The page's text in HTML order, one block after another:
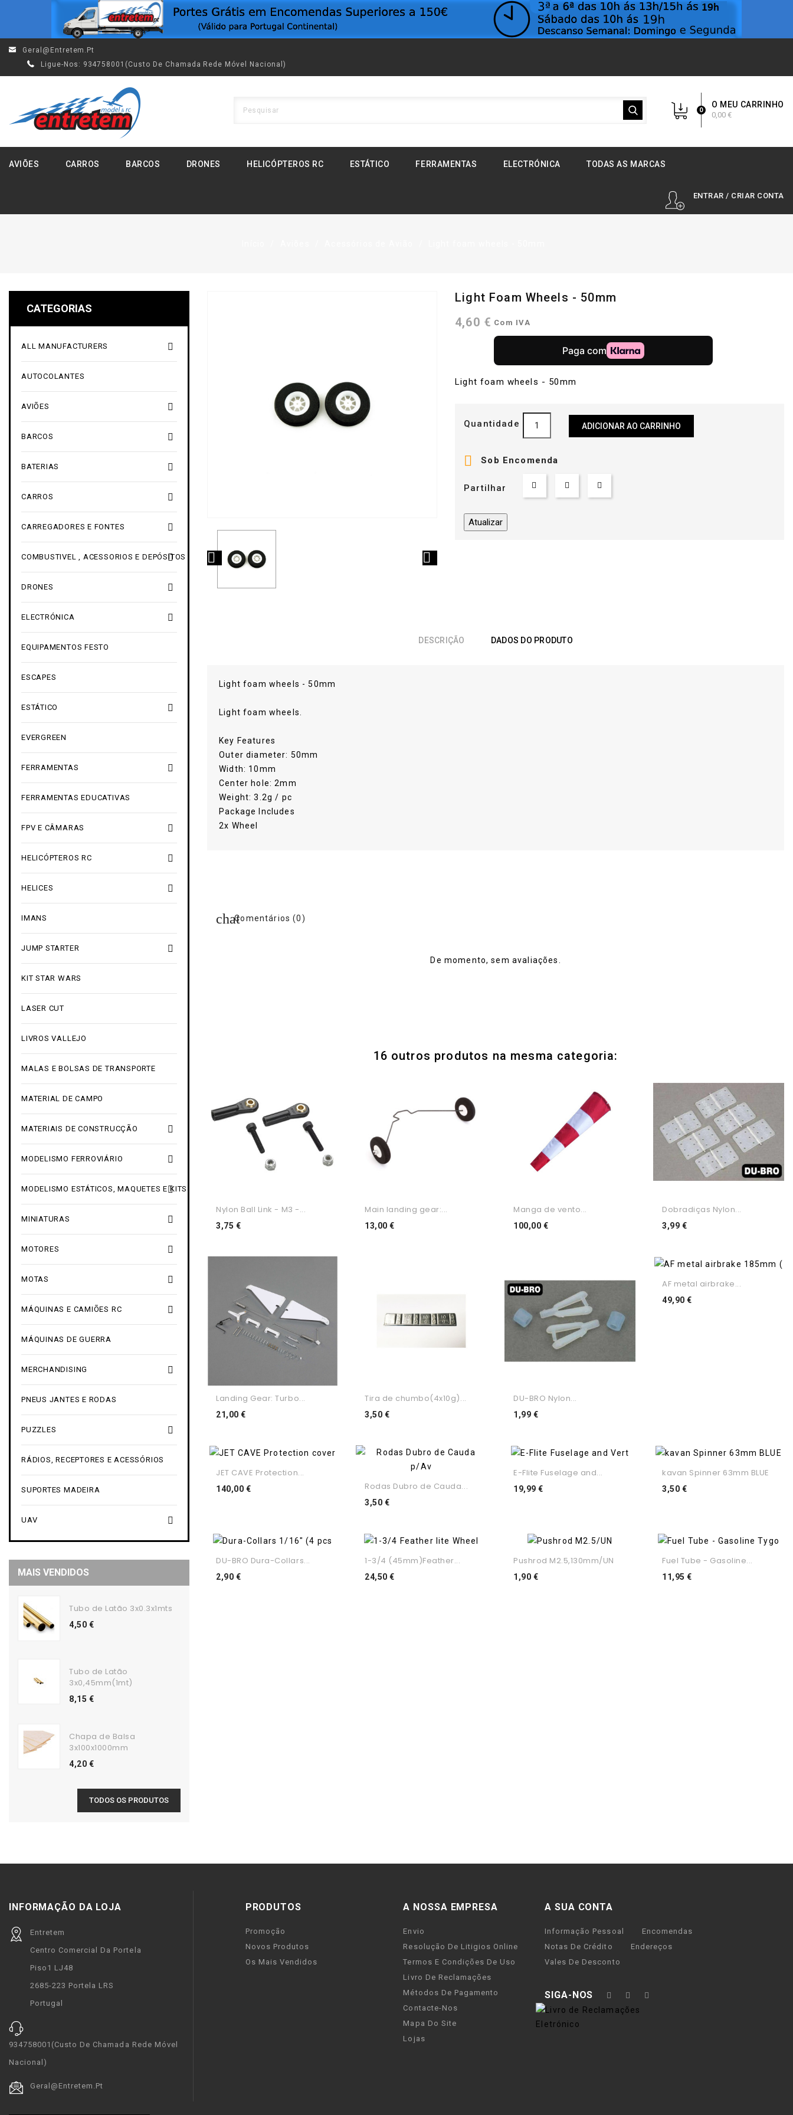
Geral@entretem.pt
Ligue-Nos: 934758001(custo De Chamada Rede Móvel Nacional)
O MEU CARRINHO
0
0,00 €
AVIÕES CARROS BARCOS DRONES HELICÓPTEROS RC ESTÁTICO FERRAMENTAS ELECTRÓNICA TODAS AS MARCAS
ENTRAR / CRIAR CONTA
CATEGORIAS

ALL MANUFACTURERS
AUTOCOLANTES

AVIÕES

BARCOS

BATERIAS

CARROS

CARREGADORES E FONTES

COMBUSTIVEL , ACESSORIOS E DEPÓSITOS

DRONES

ELECTRÓNICA
EQUIPAMENTOS FESTO
ESCAPES

ESTÁTICO
EVERGREEN

FERRAMENTAS
FERRAMENTAS EDUCATIVAS

FPV E CÂMARAS

HELICÓPTEROS RC

HELICES
IMANS

JUMP STARTER
KIT STAR WARS
LASER CUT
LIVROS VALLEJO
MALAS E BOLSAS DE TRANSPORTE
MATERIAL DE CAMPO

MATERIAIS DE CONSTRUCÇÃO

MODELISMO FERROVIÁRIO

MODELISMO ESTÁTICOS, MAQUETES E KITS

MINIATURAS

MOTORES

MOTAS

MÁQUINAS E CAMIÕES RC
MÁQUINAS DE GUERRA

MERCHANDISING
PNEUS JANTES E RODAS

PUZZLES
RÁDIOS, RECEPTORES E ACESSÓRIOS
SUPORTES MADEIRA

UAV
MAIS VENDIDOS
Tubo de Latão 3x0.3x1mts
4,50 €
Tubo de Latão
3x0,45mm(1mt)
8,15 €
Chapa de Balsa
3x100x1000mm
4,20 €
TODOS OS PRODUTOS
 
Light Foam Wheels - 50mm
4,60 € Com IVA
Light foam wheels - 50mm
Quantidade ADICIONAR AO CARRINHO
 Sob Encomenda
Partilhar
DESCRIÇÃO DADOS DO PRODUTO
Light foam wheels - 50mm
Light foam wheels.
Key Features
Outer diameter: 50mm
Width: 10mm
Center hole: 2mm
Weight: 3.2g / pc
Package Includes
2x Wheel
Comentários (0)
De momento, sem avaliações.
16 outros produtos na mesma categoria:
Nylon Ball Link - M3 -...
3,75 €Preço
Main landing gear:...
13,00 €Preço
Manga de vento...
100,00 €Preço
Dobradiças Nylon...
3,99 €Preço
Landing Gear: Turbo...
21,00 €Preço
Tira de chumbo(4x10g)...
3,50 €Preço
DU-BRO Nylon...
1,99 €Preço
AF metal airbrake...
49,90 €Preço
JET CAVE Protection...
140,00 €Preço Rodas Dubro de Cauda...
3,50 €Preço
E-Flite Fuselage and...
19,99 €Preço
kavan Spinner 63mm BLUE
3,50 €Preço
DU-BRO Dura-Collars...
2,90 €Preço
1-3/4 (45mm)Feather...
24,50 €Preço
Pushrod M2.5,130mm/UN
1,90 €Preço
Fuel Tube - Gasoline...
11,95 €Preço
INFORMAÇÃO DA LOJA
Entretem
Centro Comercial Da Portela
Piso1 LJ48
2685-223 Portela LRS
Portugal
934758001(custo De Chamada Rede Móvel
Nacional)
Geral@entretem.pt
PRODUTOS
Promoção
Novos Produtos
Os Mais Vendidos
A NOSSA EMPRESA
Envio
Resolução De Litigios Online
Termos E Condições De Uso
Livro De Reclamações
Métodos De Pagamento
Contacte-Nos
Mapa Do Site
Lojas
A SUA CONTA
Informação Pessoal
Encomendas
Notas De Crédito
Endereços
Vales De Desconto
SIGA-NOS